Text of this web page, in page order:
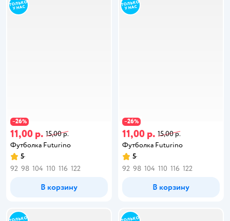
−26%
11,00 р. 15,00 р.
Футболка Futurino
5
92 98 104 110 116 122
В корзину
−26%
11,00 р. 15,00 р.
Футболка Futurino
5
92 98 104 110 116 122
В корзину